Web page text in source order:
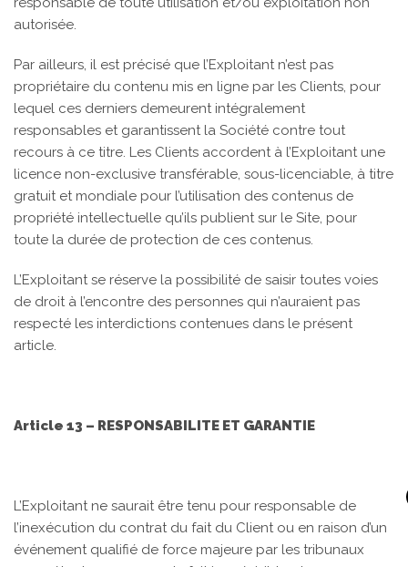
autorisée.
Par ailleurs, il est précisé que l’Exploitant n’est pas
propriétaire du contenu mis en ligne par les Clients, pour
lequel ces derniers demeurent intégralement
responsables et garantissent la Société contre tout
recours à ce titre. Les Clients accordent à l’Exploitant une
licence non-exclusive transférable, sous-licenciable, à titre
gratuit et mondiale pour l’utilisation des contenus de
propriété intellectuelle qu’ils publient sur le Site, pour
toute la durée de protection de ces contenus.
L’Exploitant se réserve la possibilité de saisir toutes voies
de droit à l’encontre des personnes qui n’auraient pas
respecté les interdictions contenues dans le présent
article.
Article 13 – RESPONSABILITE ET GARANTIE
L’Exploitant ne saurait être tenu pour responsable de
l’inexécution du contrat du fait du Client ou en raison d’un
événement qualifié de force majeure par les tribunaux